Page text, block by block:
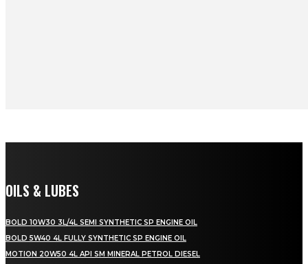
OILS & LUBES
BOLD 10W30 3L/4L SEMI SYNTHETIC SP ENGINE OIL
BOLD 5W40 4L FULLY SYNTHETIC SP ENGINE OIL
MOTION 20W50 4L API SM MINERAL PETROL DIESEL